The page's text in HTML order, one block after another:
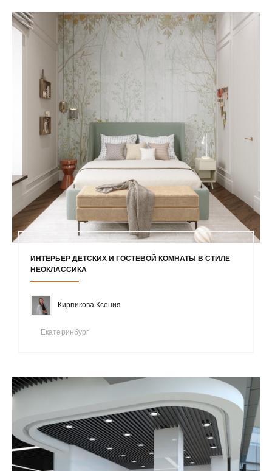
ИНТЕРЬЕР ДЕТСКИХ И ГОСТЕВОЙ КОМНАТЫ В СТИЛЕ
НЕОКЛАССИКА
Кирпикова Ксения
Екатеринбург